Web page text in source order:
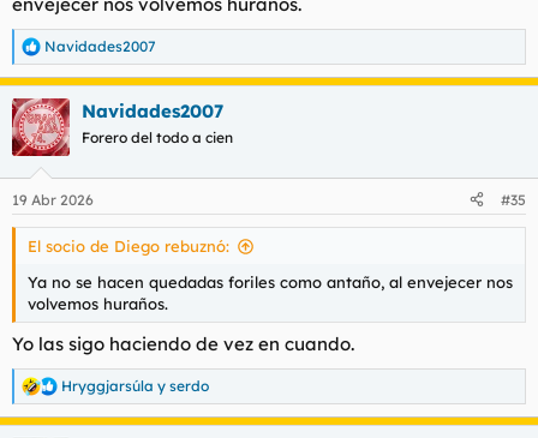
envejecer nos volvemos huraños.
R
e
c
c
i
e
s
Navidades2007
Navidades2007
Forero del todo a cien
19 Abr 2026 #35
El socio de Diego rebuznó:
Ya no se hacen quedadas foriles como antaño, al envejecer nos
volvemos huraños.
Yo las sigo haciendo de vez en cuando.
R
e
Hryggjarsúla y serdo